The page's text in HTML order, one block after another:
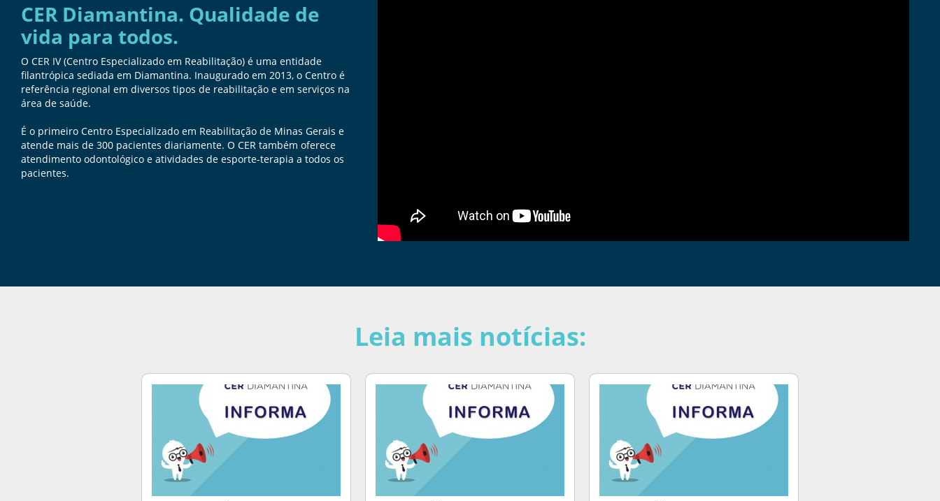
CER Diamantina. Qualidade de
vida para todos.
O CER IV (Centro Especializado em Reabilitação) é uma entidade
filantrópica sediada em Diamantina. Inaugurado em 2013, o Centro é
referência regional em diversos tipos de reabilitação e em serviços na
área de saúde.
É o primeiro Centro Especializado em Reabilitação de Minas Gerais e
atende mais de 300 pacientes diariamente. O CER também oferece
atendimento odontológico e atividades de esporte-terapia a todos os
pacientes.
Leia mais notícias: